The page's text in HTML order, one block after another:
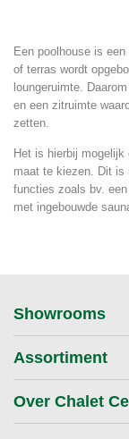
Een poolhouse is
of terras wordt
loungeruimte.
en een zitruimte
zetten.
Het is hierbij
maat te kiezen. Dit is
functies zoals bv.
met ingebouwde
Showrooms
Assortiment
Over Chalet